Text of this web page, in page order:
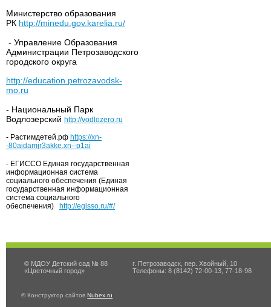
Министерство образования
РК http://minedu.gov.karelia.ru/
- Управление Образования
Администрации Петрозаводского
городского округа
http://education.petrozavodsk-
mo.ru
- Национальный Парк
Водлозерский http://vodlozero.ru
- Растимдетей.рф https://xn-
-80aidamjr3akke.xn--p1ai
- ЕГИССО Единая государственная
информационная система
социального обеспечения (Единая
государственная информационная
система социального
обеспечения) http://egisso.ru/#/
© МДОУ Детский сад № 88
«Цветочный город»
г. Петрозаводск, пер. Хвойный, 10
Телефоны: 8 (8142) 72-00-13, 77-18-98
© Конструктор сайтовNubex.ru